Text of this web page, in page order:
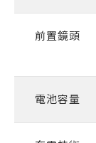
前置鏡頭
電池容量